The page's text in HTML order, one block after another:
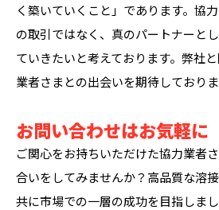
く築いていくこと」であります。協
の取引ではなく、真のパートナーと
ていきたいと考えております。弊社
業者さまとの出会いを期待しておりま
お問い合わせはお気軽に
ご関心をお持ちいただけた協力業者
合いをしてみませんか？高品質な溶
共に市場での一層の成功を目指しま